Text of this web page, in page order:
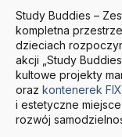
Study Buddies –
kompletna
dzieciach
akcji „Study
kultowe projekty
oraz kontenerek
i estetyczne
rozwój